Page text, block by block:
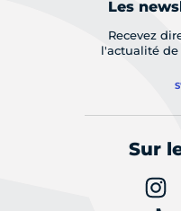
Les
Recevez
l'actualité
Sur